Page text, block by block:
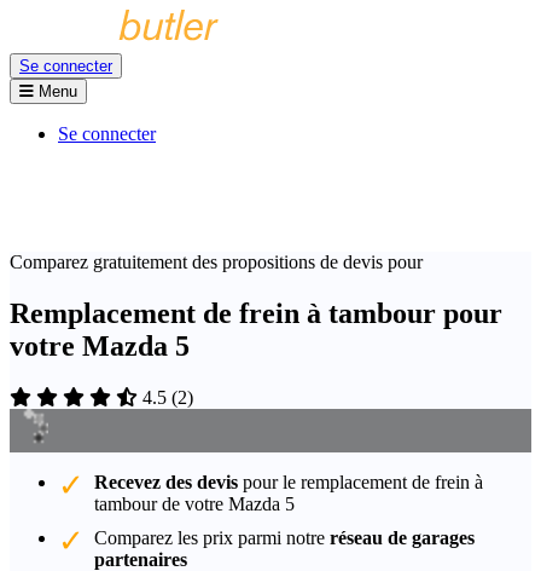
Se connecter
Menu
Se connecter
Comparez gratuitement des propositions de devis pour
Remplacement de frein à tambour pour
votre Mazda 5
4.5 (2)
Recevez des devis pour le remplacement de frein à
tambour de votre Mazda 5
Comparez les prix parmi notre réseau de garages
partenaires